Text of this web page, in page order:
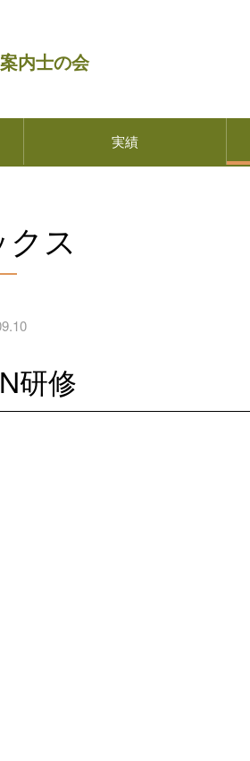
内士の会
実績
クス
研修